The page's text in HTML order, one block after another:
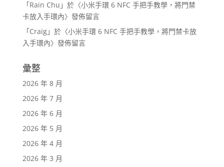
「Rain Chu 」於〈小米手環 6 NFC 手把手教學，將門禁
卡放入手環內〉發佈留言
「Craig」於〈小米手環 6 NFC 手把手教學，將門禁卡放
入手環內〉發佈留言
彙整
2026 年 8 月
2026 年 7 月
2026 年 6 月
2026 年 5 月
2026 年 4 月
2026 年 3 月